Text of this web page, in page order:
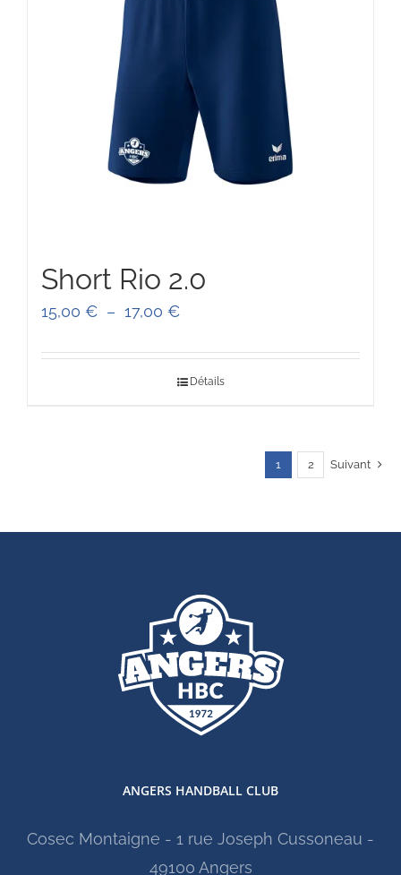
Short Rio 2.0
15,00 € – 17,00 €Plage
Détails
1 2 Suivant
ANGERS HANDBALL CLUB
Cosec Montaigne - 1 rue Joseph Cussoneau -
49100 Angers